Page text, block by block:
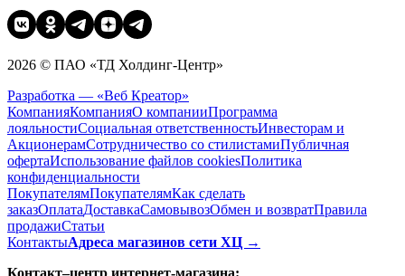
2026 © ПАО «ТД Холдинг-Центр»
Разработка — «Веб Креатор»
КомпанияКомпанияО компанииПрограмма
лояльностиСоциальная ответственностьИнвесторам и
АкционерамСотрудничество со стилистамиПубличная
офертаИспользование файлов cookiesПолитика
конфиденциальности
ПокупателямПокупателямКак сделать
заказОплатаДоставкаCамовывозОбмен и возвратПравила
продажиСтатьи
КонтактыАдреса магазинов сети ХЦ →
Контакт–центр интернет-магазина: